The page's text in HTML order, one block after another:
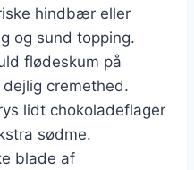
hindbær eller
og sund topping.
flødeskum på
cremethed.
lidt chokoladeflager
sødme.
blade af